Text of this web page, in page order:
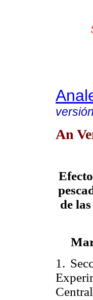
An
de
1.